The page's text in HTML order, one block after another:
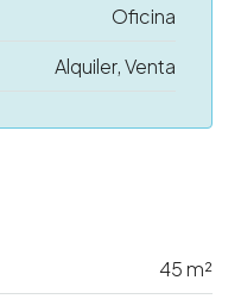
Oficina
Alquiler, Venta
45 m²